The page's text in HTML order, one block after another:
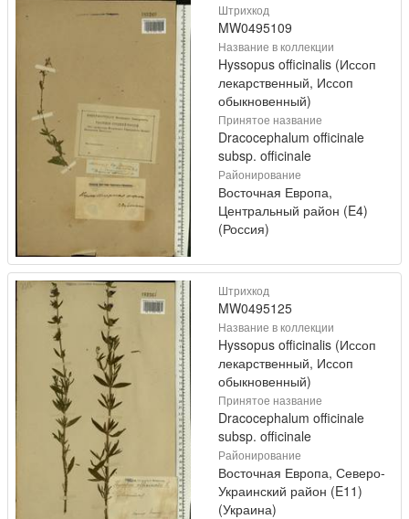
Штрихкод
MW0495109
Название в коллекции
Hyssopus officinalis (Иссоп
лекарственный, Иссоп
обыкновенный)
Принятое название
Dracocephalum officinale
subsp. officinale
Районирование
Восточная Европа,
Центральный район (E4)
(Россия)
Штрихкод
MW0495125
Название в коллекции
Hyssopus officinalis (Иссоп
лекарственный, Иссоп
обыкновенный)
Принятое название
Dracocephalum officinale
subsp. officinale
Районирование
Восточная Европа, Северо-
Украинский район (E11)
(Украина)